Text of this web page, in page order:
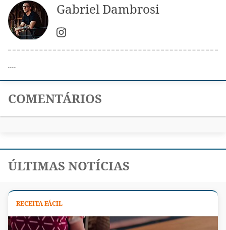
Gabriel Dambrosi
....
COMENTÁRIOS
ÚLTIMAS NOTÍCIAS
RECEITA FÁCIL